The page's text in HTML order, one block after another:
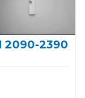
2090-2390